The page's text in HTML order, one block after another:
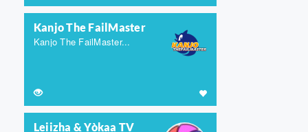
Kanjo The FailMaster
Kanjo The FailMaster...
Leiizha & Yòkaa TV